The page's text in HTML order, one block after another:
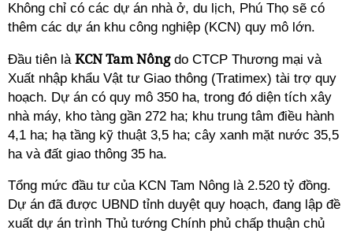
Không chỉ có các dự án nhà ở, du lịch, Phú Thọ sẽ có
thêm các dự án khu công nghiệp (KCN) quy mô lớn.
Đầu tiên là KCN Tam Nôngdo CTCP Thương mại và
Xuất nhập khẩu Vật tư Giao thông (Tratimex) tài trợ quy
hoạch. Dự án có quy mô 350 ha, trong đó diện tích xây
nhà máy, kho tàng gần 272 ha; khu trung tâm điều hành
4,1 ha; hạ tầng kỹ thuật 3,5 ha; cây xanh mặt nước 35,5
ha và đất giao thông 35 ha.
Tổng mức đầu tư của KCN Tam Nông là 2.520 tỷ đồng.
Dự án đã được UBND tỉnh duyệt quy hoạch, đang lập đề
xuất dự án trình Thủ tướng Chính phủ chấp thuận chủ